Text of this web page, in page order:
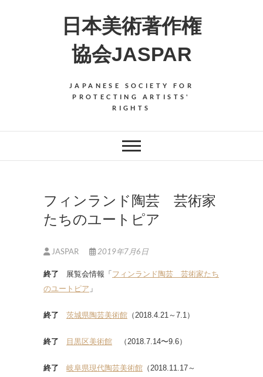
日本美術著作権
協会JASPAR
JAPANESE SOCIETY FOR
PROTECTING ARTISTS'
RIGHTS
フィンランド陶芸 芸術家
たちのユートピア
JASPAR 2019年7月6日
終了 展覧会情報「 フィンランド陶芸 芸術家たち
のユートピア 」
終了 茨城県陶芸美術館 （2018.4.21～7.1）
終了 目黒区美術館 （2018.7.14〜9.6）
終了 岐阜県現代陶芸美術館 （2018.11.17～